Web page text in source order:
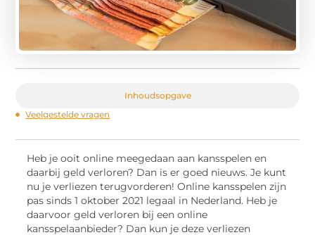
Inhoudsopgave
Veelgestelde vragen
Heb je ooit online meegedaan aan kansspelen en
daarbij geld verloren? Dan is er goed nieuws. Je kunt
nu je verliezen terugvorderen! Online kansspelen zijn
pas sinds 1 oktober 2021 legaal in Nederland. Heb je
daarvoor geld verloren bij een online
kansspelaanbieder? Dan kun je deze verliezen